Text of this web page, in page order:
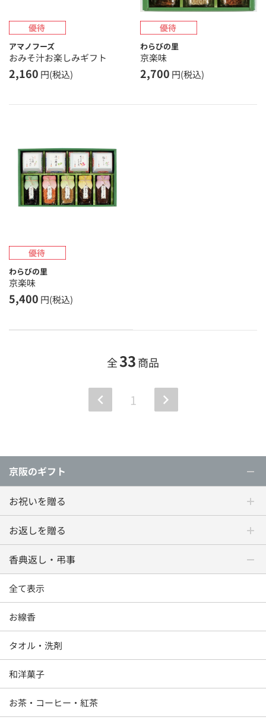
京阪のギフト
お祝いを贈る
お返しを贈る
香典返し・弔事
全て表示
お線香
タオル・洗剤
和洋菓子
お茶・コーヒー・紅茶
アマノフーズ
おみそ汁お楽しみギフト
2,160 円(税込)
わらびの里
京楽味
2,700 円(税込)
わらびの里
京楽味
5,400 円(税込)
全33商品
1